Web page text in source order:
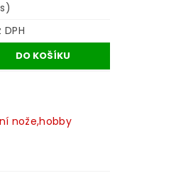
bez DPH
nože,hobby